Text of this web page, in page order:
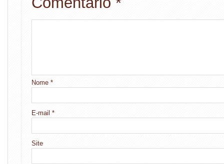
Nome *
E-mail *
Site